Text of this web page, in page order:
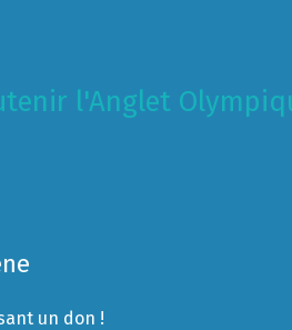
l'Anglet
un don !